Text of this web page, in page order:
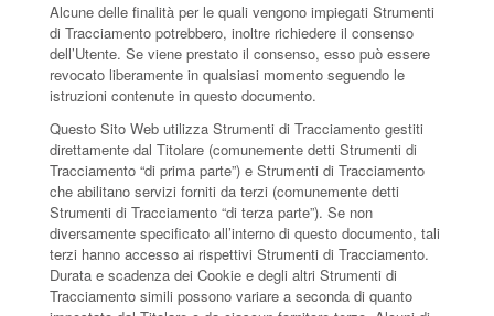
Alcune delle finalità per le quali vengono impiegati Strumenti
di Tracciamento potrebbero, inoltre richiedere il consenso
dell’Utente. Se viene prestato il consenso, esso può essere
revocato liberamente in qualsiasi momento seguendo le
istruzioni contenute in questo documento.
Questo Sito Web utilizza Strumenti di Tracciamento gestiti
direttamente dal Titolare (comunemente detti Strumenti di
Tracciamento “di prima parte”) e Strumenti di Tracciamento
che abilitano servizi forniti da terzi (comunemente detti
Strumenti di Tracciamento “di terza parte”). Se non
diversamente specificato all’interno di questo documento, tali
terzi hanno accesso ai rispettivi Strumenti di Tracciamento.
Durata e scadenza dei Cookie e degli altri Strumenti di
Tracciamento simili possono variare a seconda di quanto